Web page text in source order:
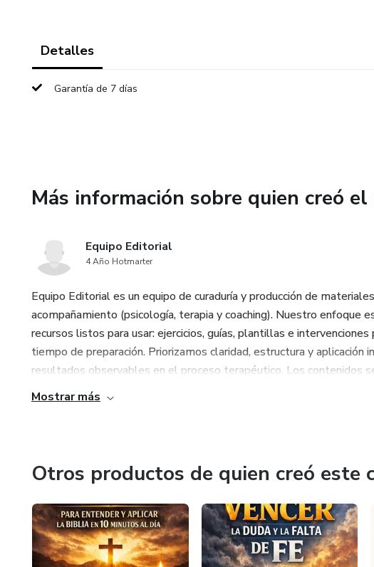
Detalles
Garantía de 7 días
Más información sobre quien creó
Equipo Editorial
4 Año Hotmarter
Equipo Editorial es un equipo de curaduría y producción de
acompañamiento (psicología, terapia y coaching). Nuestro enfoque
recursos listos para usar: ejercicios, guías, plantillas e
tiempo de preparación. Priorizamos claridad, estructura y aplicación
resultados observables en el proceso terapéutico. Los contenidos se
Mostrar más
Otros productos de quien creó este